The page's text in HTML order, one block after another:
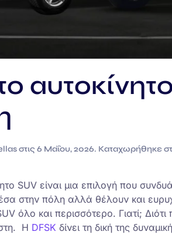
στις6 Μαΐου, 2026. Καταχωρήθηκε
SUV είναι μια επιλογή που
στην πόλη αλλά θέλουν και
όλο και περισσότερο. Γιατί;
Η DFSK δίνει τη δική της